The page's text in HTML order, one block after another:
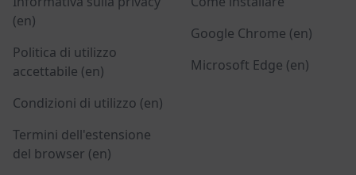
(en)
Politica di utilizzo
accettabile (en)
Condizioni di utilizzo (en)
Termini dell'estensione
del browser (en)
Google Chrome (en)
Microsoft Edge (en)